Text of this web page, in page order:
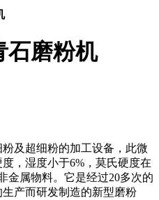
石磨粉机
及超细粉的加工设备，此微
，湿度小于6%，莫氏硬度在
金属物料。它是经过20多次的
产而研发制造的新型磨粉